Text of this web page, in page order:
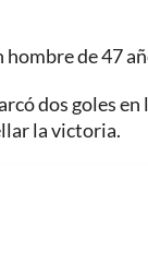
hombre de 47
dos goles
la victoria.